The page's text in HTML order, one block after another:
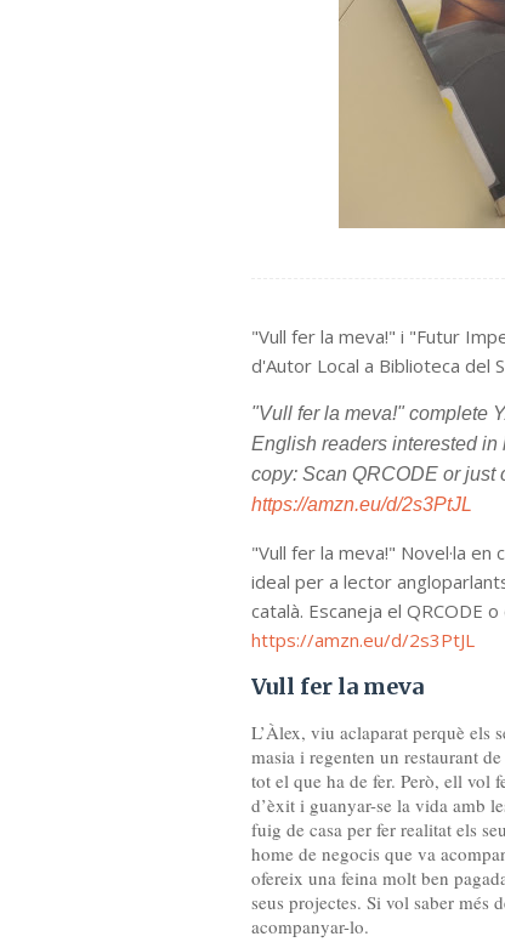
"Vull fer la meva!" i "Futur
d'Autor Local a Biblioteca del
"Vull fer la meva!" complete
English readers interested in
copy: Scan QRCODE or just
https://amzn.eu/d/2s3PtJL
"Vull fer la meva!" Novel·la
ideal per a lector
català. Escaneja el QRCODE o
https://amzn.eu/d/2s3PtJL
Vull fer la meva
L’Àlex, viu aclaparat perquè els
masia i regenten un restaurant
tot el que ha de fer. Però, ell vol
d’èxit i guanyar-se la vida amb
fuig de casa per fer realitat els
home de negocis que va
ofereix una feina molt ben
seus projectes. Si vol saber més
acompanyar-lo.